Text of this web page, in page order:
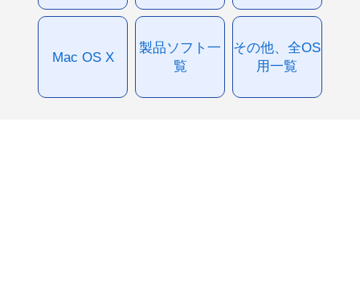
Mac OS X
製品ソフト一
覧
その他、全OS
用一覧